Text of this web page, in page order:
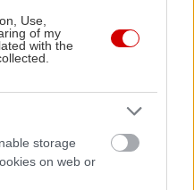
Use,
of my
with the
storage
on web or
και στις άπειρες
mayo θα βάλει
καυτερών, ενώ το